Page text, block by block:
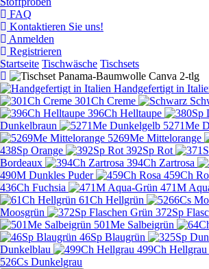
FAQ
Kontaktieren Sie uns!
Anmelden
Registrieren
Startseite Tischwäsche Tischsets
Handgefertigt in
301Ch Creme
396Ch Helltaupe
Dunkelbraun
5271Me
5269Me Mittelorange
438Sp Orange
392Sp Rot
Bordeaux
394Ch Zartrosa
490M Dunkles Puder
459Ch
436Ch Fuchsia
471M
61Ch Hellgrün
Moosgrün
372Sp
501Me Salbeigrün
46Sp Blaugrün
Dunkelblau
499Ch Hellgrau
526Cs Dunkelgrau